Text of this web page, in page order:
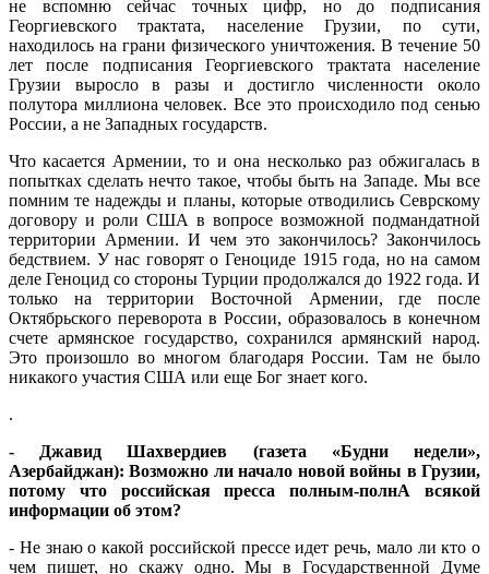
не вспомню сейчас точных цифр, но до подписания
Георгиевского трактата, население Грузии, по сути,
находилось на грани физического уничтожения. В течение 50
лет после подписания Георгиевского трактата население
Грузии выросло в разы и достигло численности около
полутора миллиона человек. Все это происходило под сенью
России, а не Западных государств.
Что касается Армении, то и она несколько раз обжигалась в
попытках сделать нечто такое, чтобы быть на Западе. Мы все
помним те надежды и планы, которые отводились Севрскому
договору и роли США в вопросе возможной подмандатной
территории Армении. И чем это закончилось? Закончилось
бедствием. У нас говорят о Геноциде 1915 года, но на самом
деле Геноцид со стороны Турции продолжался до 1922 года. И
только на территории Восточной Армении, где после
Октябрьского переворота в России, образовалось в конечном
счете армянское государство, сохранился армянский народ.
Это произошло во многом благодаря России. Там не было
никакого участия США или еще Бог знает кого.
.
- Джавид Шахвердиев (газета «Будни недели»,
Азербайджан): Возможно ли начало новой войны в Грузии,
потому что российская пресса полным-полнА всякой
информации об этом?
- Не знаю о какой российской прессе идет речь, мало ли кто о
чем пишет, но скажу одно. Мы в Государственной Думе